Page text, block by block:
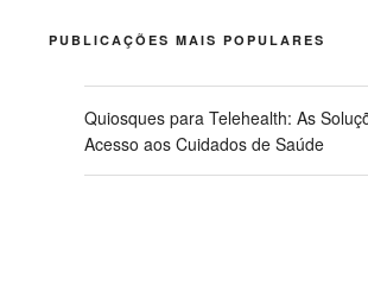
PUBLICAÇÕES MAIS POPULARES
Quiosques para Telehealth: As
Acesso aos Cuidados de Saúde